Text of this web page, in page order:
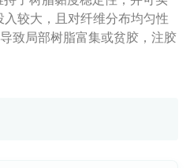
较大，且对纤维分布均匀性
致局部树脂富集或贫胶，注胶